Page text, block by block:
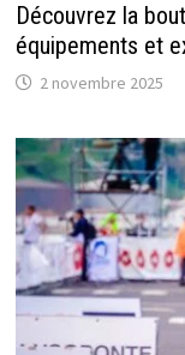
Découvrez la
équipements et
2 novembre 2025